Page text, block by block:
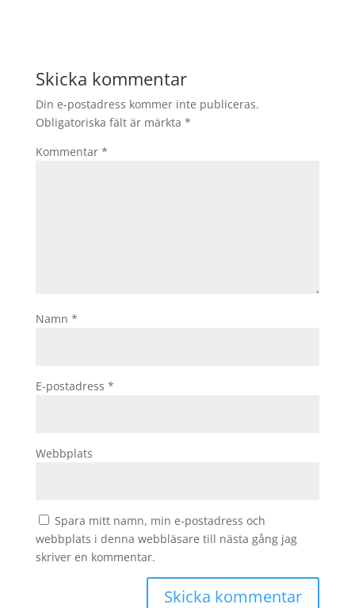
Skicka kommentar
Din e-postadress kommer inte publiceras.
Obligatoriska fält är märkta *
Kommentar *
Namn *
E-postadress *
Webbplats
Spara mitt namn, min e-postadress och
webbplats i denna webbläsare till nästa gång jag
skriver en kommentar.